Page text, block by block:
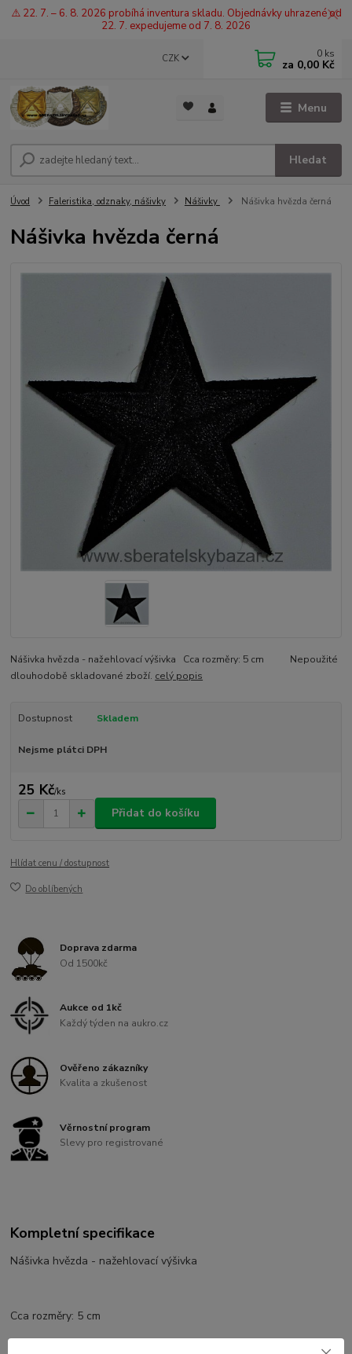
⚠️ 22. 7. – 6. 8. 2026 probíhá inventura skladu. Objednávky uhrazené od
22. 7. expedujeme od 7. 8. 2026
Menu
CZK
Hledat
0 ks
za 0,00 Kč
Úvod Faleristika, odznaky, nášivky Nášivky Nášivka hvězda černá
Nášivka hvězda černá
Nášivka hvězda - nažehlovací výšivka Cca rozměry: 5 cm Nepoužité
dlouhodobě skladované zboží. celý popis
Dostupnost Skladem
Nejsme plátci DPH
25 Kč/ks
Přidat do košíku
Hlídat cenu / dostupnost
Do oblíbených
Doprava zdarma
Od 1500kč
Aukce od 1kč
Každý týden na aukro.cz
Ověřeno zákazníky
Kvalita a zkušenost
Věrnostní program
Slevy pro registrované
Kompletní specifikace
Nášivka hvězda - nažehlovací výšivka
Cca rozměry: 5 cm